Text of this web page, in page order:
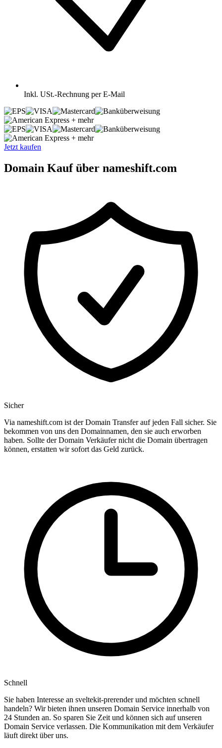
Inkl. USt.-Rechnung per E-Mail
+ mehr
+ mehr
Jetzt kaufen
Domain Kauf über nameshift.com
Sicher
Via nameshift.com ist der Domain Transfer auf jeden Fall sicher. Sie
bekommen von uns den Domainnamen, den sie auch erworben
haben. Sollte der Domain Verkäufer nicht die Domain übertragen
können, erstatten wir sofort das Geld zurück.
Schnell
Sie haben Interesse an sveltekit-prerender und möchten schnell
handeln? Wir bieten ihnen unseren Domain Service innerhalb von
24 Stunden an. So sparen Sie Zeit und können sich auf unseren
Domain Service verlassen. Die Kommunikation mit dem Verkäufer
läuft direkt über uns.